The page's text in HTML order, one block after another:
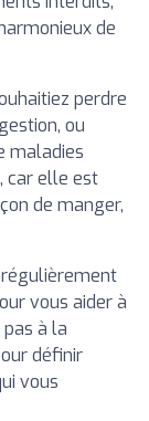
de
perdre
ou
maladies
car elle est
de manger,
vous aider à
à la
définir
vous